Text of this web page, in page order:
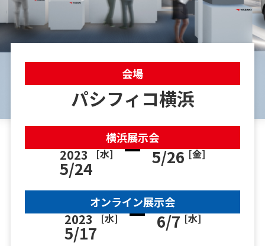
会場
パシフィコ横浜
横浜展示会
2023
5/24
[水] 5/26 [金]
オンライン展示会
2023
5/17
[水] 6/7 [水]